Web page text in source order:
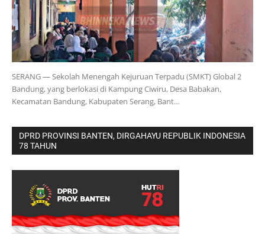
SERANG — Sekolah Menengah Kejuruan Terpadu (SMKT) Global 2
Bandung, yang berlokasi di Kampung Ciwiru, Desa Babakan,
Kecamatan Bandung, Kabupaten Serang, Bant…
DPRD PROVINSI BANTEN, DIRGAHAYU REPUBLIK INDONESIA
78 TAHUN